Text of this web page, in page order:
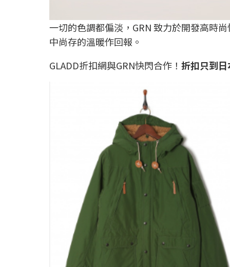
一切的色調都偏淡，GRN 致力於開發高時
中尚存的溫暖作回報。
GLADD折扣網與GRN快閃合作！ 折扣只到